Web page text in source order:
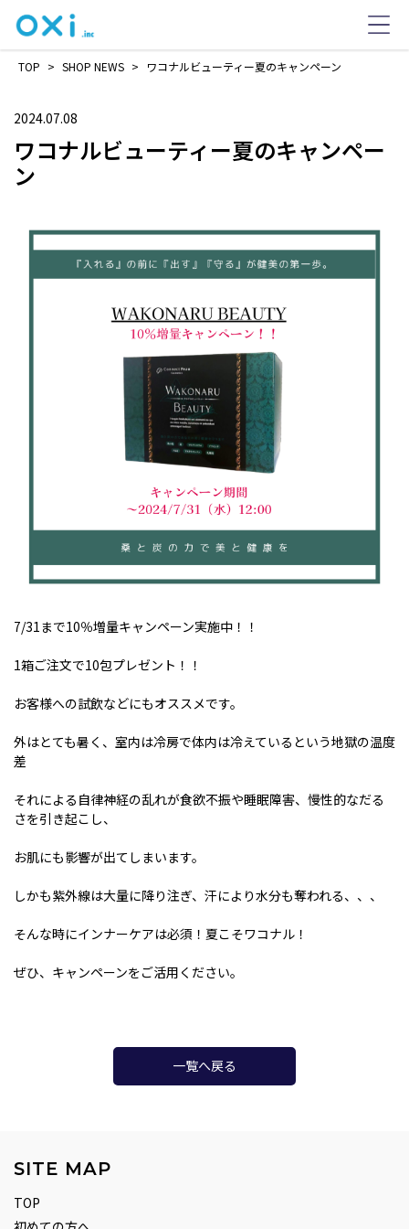
TOP > SHOP NEWS > ワコナルビューティー夏のキャンペーン
2024.07.08
ワコナルビューティー夏のキャンペー
ン
7/31まで10％増量キャンペーン実施中！！
1箱ご注文で10包プレゼント！！
お客様への試飲などにもオススメです。
外はとても暑く、室内は冷房で体内は冷えているという地獄の温度
差
それによる自律神経の乱れが食欲不振や睡眠障害、慢性的なだる
さを引き起こし、
お肌にも影響が出てしまいます。
しかも紫外線は大量に降り注ぎ、汗により水分も奪われる、、、
そんな時にインナーケアは必須！夏こそワコナル！
ぜひ、キャンペーンをご活用ください。
一覧へ戻る
SITE MAP
TOP